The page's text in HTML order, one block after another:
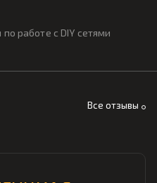
Все отзывы
работе с DIY сетями